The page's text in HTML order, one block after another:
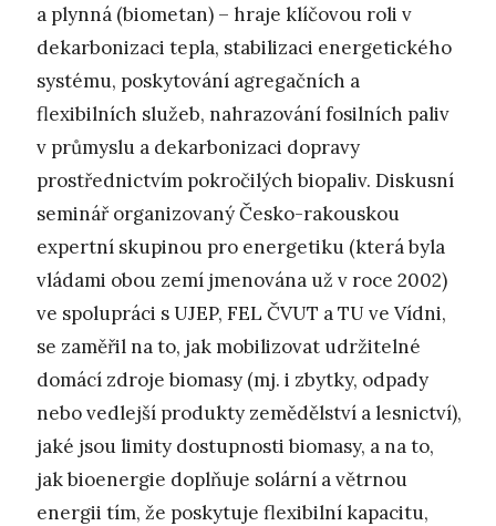
a plynná (biometan) – hraje klíčovou roli v
dekarbonizaci tepla, stabilizaci energetického
systému, poskytování agregačních a
flexibilních služeb, nahrazování fosilních paliv
v průmyslu a dekarbonizaci dopravy
prostřednictvím pokročilých biopaliv. Diskusní
seminář organizovaný Česko-rakouskou
expertní skupinou pro energetiku (která byla
vládami obou zemí jmenována už v roce 2002)
ve spolupráci s UJEP, FEL ČVUT a TU ve Vídni,
se zaměřil na to, jak mobilizovat udržitelné
domácí zdroje biomasy (mj. i zbytky, odpady
nebo vedlejší produkty zemědělství a lesnictví),
jaké jsou limity dostupnosti biomasy, a na to,
jak bioenergie doplňuje solární a větrnou
energii tím, že poskytuje flexibilní kapacitu,